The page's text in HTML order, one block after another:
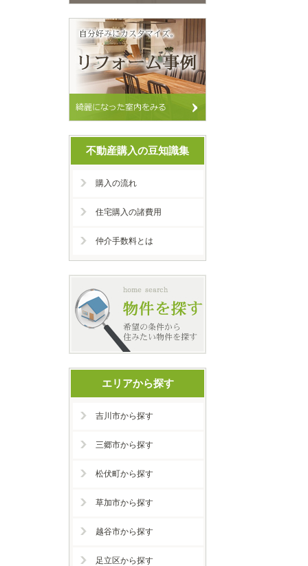
不動産購入の豆知識集
購入の流れ
住宅購入の諸費用
仲介手数料とは
エリアから探す
吉川市から探す
三郷市から探す
松伏町から探す
草加市から探す
越谷市から探す
足立区から探す